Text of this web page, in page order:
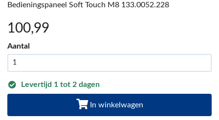
Bedieningspaneel Soft Touch M8 133.0052.228
100,99
Aantal
Levertijd 1 tot 2 dagen
In winkelwagen